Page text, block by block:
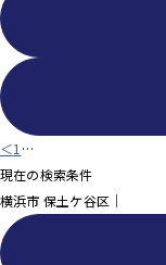
＜1 …
現在の検索条件
横浜市 保土ケ谷区｜